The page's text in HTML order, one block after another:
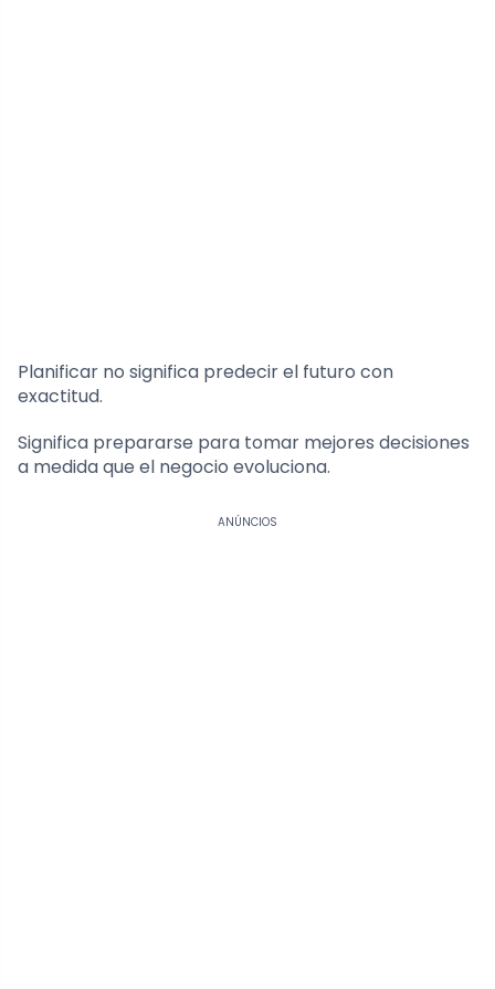
Planificar no significa predecir el futuro con
exactitud.
Significa prepararse para tomar mejores decisiones
a medida que el negocio evoluciona.
ANÚNCIOS